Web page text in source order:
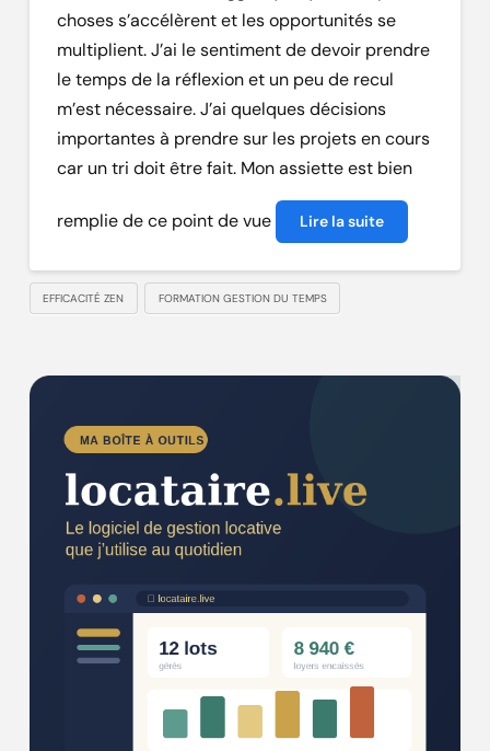
choses s’accélèrent et les opportunités se
multiplient. J’ai le sentiment de devoir prendre
le temps de la réflexion et un peu de recul
m’est nécessaire. J’ai quelques décisions
importantes à prendre sur les projets en cours
car un tri doit être fait. Mon assiette est bien
remplie de ce point de vue Lire la suite
EFFICACITÉ ZEN FORMATION GESTION DU TEMPS